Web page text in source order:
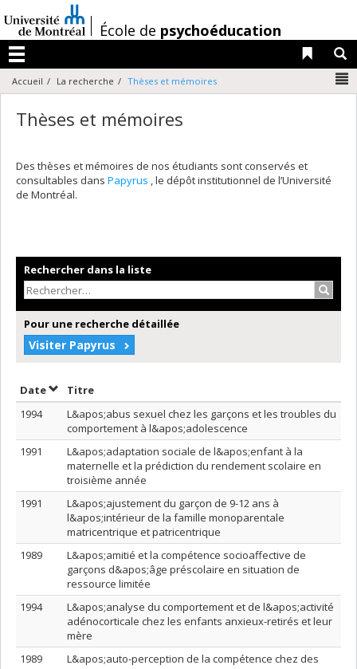
au
contenu
/École de psychoéducation
Menu
Liens
Accueil La recherche Thèses et mémoires
Thèses et mémoires
Des thèses et mémoires de nos étudiants sont conservés et
consultables dans Papyrus , le dépôt institutionnel de l’Université
de Montréal.
Rechercher dans la liste
Pour une recherche détaillée
Visiter Papyrus
DateTrier par date en ordre croissant
Titre
1994
L&apos;abus sexuel chez les garçons et les troubles du
comportement à l&apos;adolescence
1991
L&apos;adaptation sociale de l&apos;enfant à la
maternelle et la prédiction du rendement scolaire en
troisième année
1991
L&apos;ajustement du garçon de 9-12 ans à
l&apos;intérieur de la famille monoparentale
matricentrique et patricentrique
1989
L&apos;amitié et la compétence socioaffective de
garçons d&apos;âge préscolaire en situation de
ressource limitée
1994
L&apos;analyse du comportement et de l&apos;activité
adénocorticale chez les enfants anxieux-retirés et leur
mère
1989
L&apos;auto-perception de la compétence chez des